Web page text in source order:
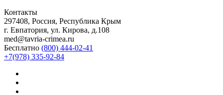
Контакты
297408, Россия, Республика Крым
г. Евпатория, ул. Кирова, д.108
med@tavria-crimea.ru
Бесплатно (800) 444-02-41
+7(978) 335-92-84